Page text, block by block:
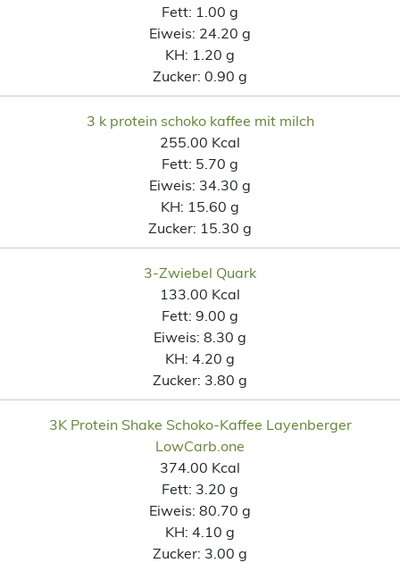
Fett: 1.00 g
Eiweis: 24.20 g
KH: 1.20 g
Zucker: 0.90 g
3 k protein schoko kaffee mit milch
255.00 Kcal
Fett: 5.70 g
Eiweis: 34.30 g
KH: 15.60 g
Zucker: 15.30 g
3-Zwiebel Quark
133.00 Kcal
Fett: 9.00 g
Eiweis: 8.30 g
KH: 4.20 g
Zucker: 3.80 g
3K Protein Shake Schoko-Kaffee Layenberger
LowCarb.one
374.00 Kcal
Fett: 3.20 g
Eiweis: 80.70 g
KH: 4.10 g
Zucker: 3.00 g